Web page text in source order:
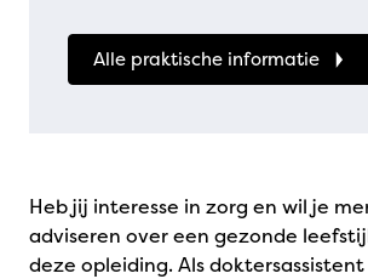
Alle praktische informatie
Heb jij interesse in zorg en wil je
adviseren over een gezonde
deze opleiding. Als